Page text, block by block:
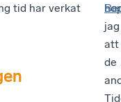
tid har verkat
jag
att
de